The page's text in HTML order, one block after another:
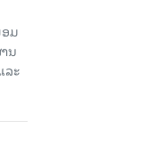
ມ
ນ​
ລະ